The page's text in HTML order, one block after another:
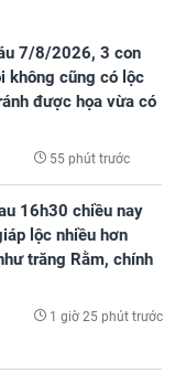
7/8/2026, 3 con
không cũng có lộc
được họa vừa có
55 phút trước
16h30 chiều nay
lộc nhiều hơn
trăng Rằm, chính
1 giờ 25 phút trước